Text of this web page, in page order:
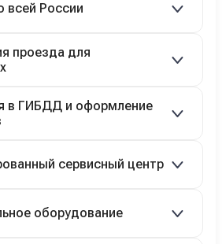
всей России
проезда для
в ГИБДД и оформление
сервисный центр
оборудование